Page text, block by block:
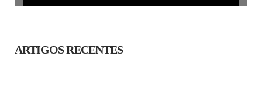
ARTIGOS RECENTES